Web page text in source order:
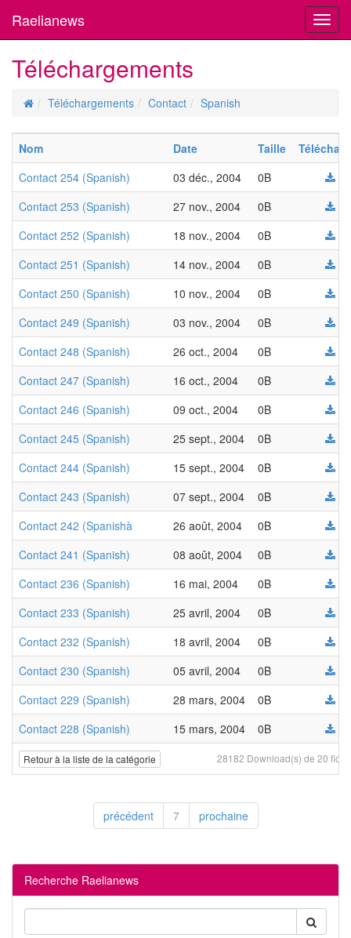
Raelianews
Téléchargements
Téléchargements Contact Spanish
Nom Date Taille
Contact 254 (Spanish)
03 déc., 2004
0B
Contact 253 (Spanish)
27 nov., 2004
0B
Contact 252 (Spanish)
18 nov., 2004
0B
Contact 251 (Spanish)
14 nov., 2004
0B
Contact 250 (Spanish)
10 nov., 2004
0B
Contact 249 (Spanish)
03 nov., 2004
0B
Contact 248 (Spanish)
26 oct., 2004
0B
Contact 247 (Spanish)
16 oct., 2004
0B
Contact 246 (Spanish)
09 oct., 2004
0B
Contact 245 (Spanish)
25 sept., 2004
0B
Contact 244 (Spanish)
15 sept., 2004
0B
Contact 243 (Spanish)
07 sept., 2004
0B
Contact 242 (Spanishà
26 août, 2004
0B
Contact 241 (Spanish)
08 août, 2004
0B
Contact 236 (Spanish)
16 mai, 2004
0B
Contact 233 (Spanish)
25 avril, 2004
0B
Contact 232 (Spanish)
18 avril, 2004
0B
Contact 230 (Spanish)
05 avril, 2004
0B
Contact 229 (Spanish)
28 mars, 2004
0B
Contact 228 (Spanish)
15 mars, 2004 0B
Retour à la liste de la catégorie 28182 Download(s) de 20
précédent 7 prochaine
Recherche Raelianews